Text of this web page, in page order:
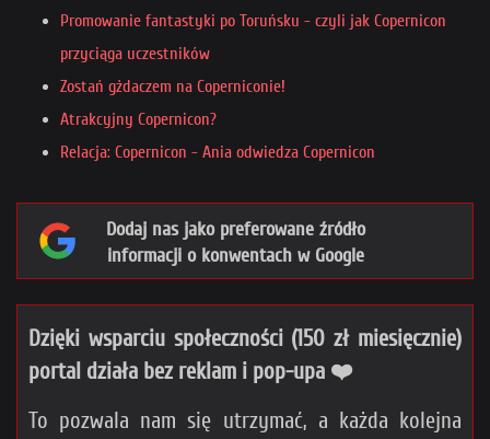
Promowanie fantastyki po Toruńsku - czyli jak Copernicon
przyciąga uczestników
Zostań gżdaczem na Coperniconie!
Atrakcyjny Copernicon?
Relacja: Copernicon - Ania odwiedza Copernicon
Dodaj nas jako preferowane źródło
informacji o konwentach w Google
Dzięki wsparciu społeczności (150 zł miesięcznie)
portal działa bez reklam i pop-upa ❤️
To pozwala nam się utrzymać, a każda kolejna